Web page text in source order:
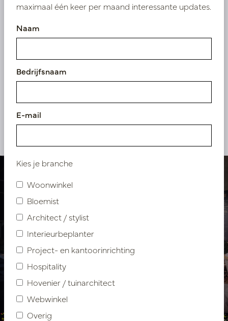
EXCELLENT Woonbeurs
2025 – Studio Hans
Kuijten
maximaal één keer per maand interessante updates.
Naam
Bedrijfsnaam
E-mail
Kies je branche
Woonwinkel
Bloemist
Architect / stylist
Interieurbeplanter
Project- en kantoorinrichting
Hospitality
Hovenier / tuinarchitect
Webwinkel
Overig